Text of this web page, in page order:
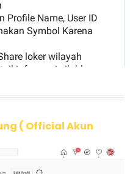
( Official Akun